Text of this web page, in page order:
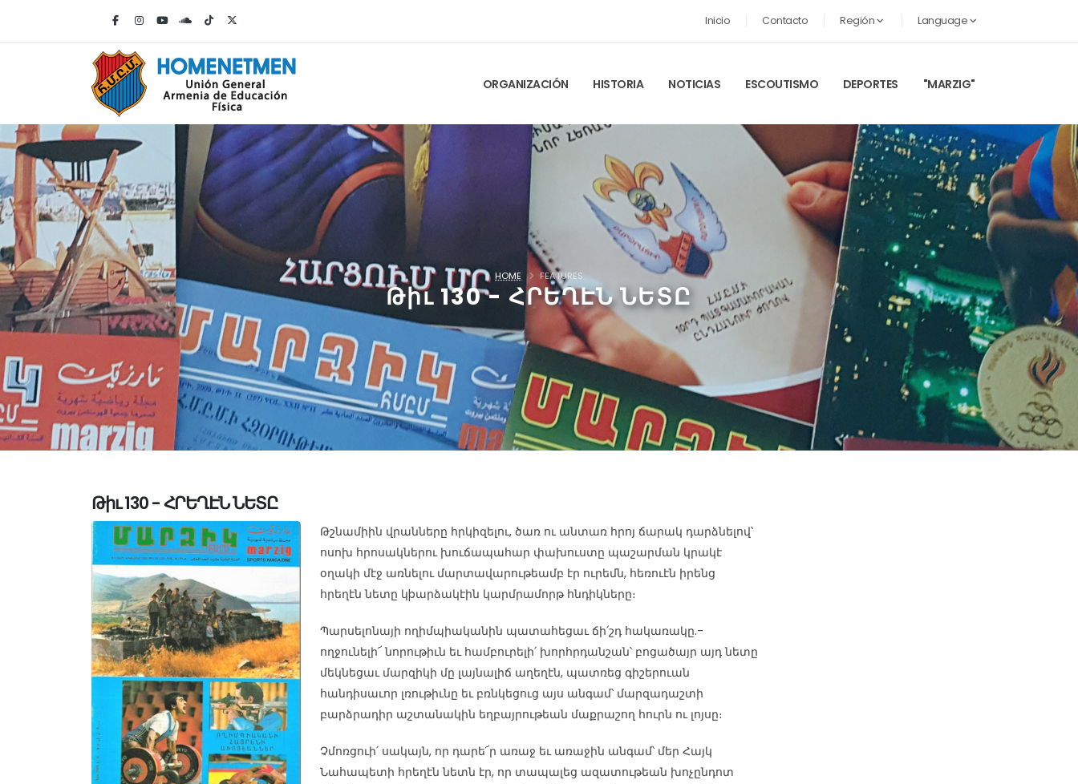
Inicio Contacto Región Language
ORGANIZACIÓN HISTORIA NOTICIAS ESCOUTISMO DEPORTES "MARZIG"
Թիւ 130 - ՀՐԵՂԷՆ ՆԵՏԸ
HOME FEATURES
Թիւ 130 - ՀՐԵՂԷՆ ՆԵՏԸ
Թշնամիին վրանները հրկիզելու, ծառ ու անտառ հրոյ ճարակ դարձնելով՝
ոսոխ հրոսակներու խուճապահար փախուստը պաշարման կրակէ
օղակի մէջ առնելու մարտավարութեամբ էր ուրեմն, հեռուէն իրենց
հրեղէն նետը կþարձակէին կարմրամորթ հնդիկները։
Պարսելոնայի ողիմպիականին պատահեցաւ ճի՛շդ հակառակը.-
ողջունելի՜ նորութիւն եւ համբուրելի՛ խորհրդանշան՝ բոցածայր այդ նետը
մեկնեցաւ մարզիկի մը լայնալիճ աղեղէն, պատռեց գիշերուան
հանդիսաւոր լռութիւնը եւ բռնկեցուց այս անգամ՝ մարզադաշտի
բարձրադիր աշտանակին եղբայրութեան մաքրաշող հուրն ու լոյսը։
Չմոռցուի՛ սակայն, որ դարե՜ր առաջ եւ առաջին անգամ՝ մեր Հայկ
Նահապետի հրեղէն նետն էր, որ տապալեց ազատութեան խոչընդոտ